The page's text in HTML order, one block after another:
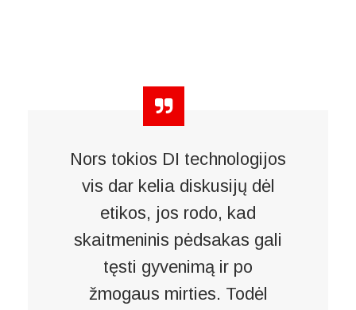
Nors tokios DI technologijos
vis dar kelia diskusijų dėl
etikos, jos rodo, kad
skaitmeninis pėdsakas gali
tęsti gyvenimą ir po
žmogaus mirties. Todėl